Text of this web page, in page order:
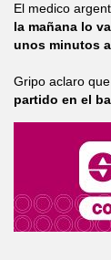
El medico
la mañana lo
unos minutos
Gripo aclaro
partido en el